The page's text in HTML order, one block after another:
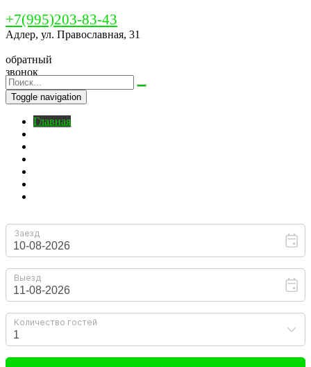
+7(995)203-83-43
Адлер, ул. Православная, 31
обратный
звонок
Toggle navigation
Главная